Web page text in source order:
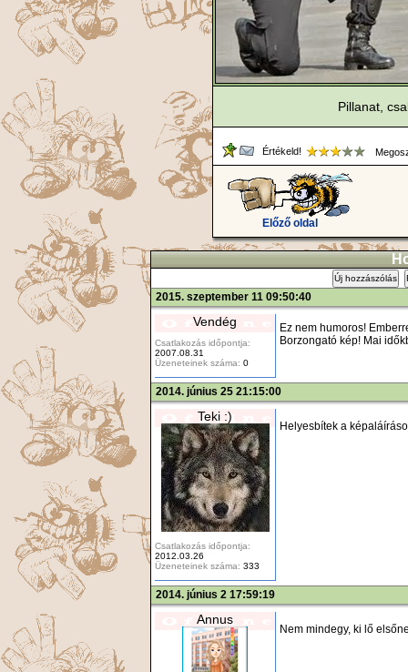
Pillanat,
Értékeld!
Előző oldal
Új hozzászólás
2015. szeptember 11 09:50:40
Vendég
Csatlakozás időpontja:
2007.08.31
Üzeneteinek száma: 0
Ez nem humoros!
Borzongató kép! Mai
2014. június 25 21:15:00
Teki :)
Csatlakozás időpontja:
2012.03.26
Üzeneteinek száma: 333
Helyesbítek a
2014. június 2 17:59:19
Annus
Nem mindegy, ki lő